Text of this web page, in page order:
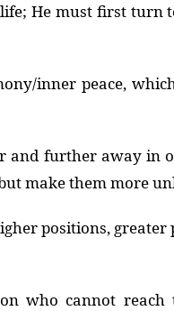
He must first turn
inner peace,
and further away in
make them more
positions, greater
who cannot